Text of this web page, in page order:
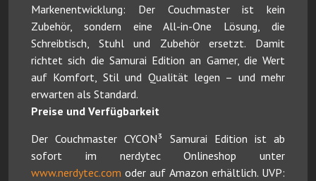
Markenentwicklung: Der Couchmaster ist kein
Zubehör, sondern eine All-in-One Lösung, die
Schreibtisch, Stuhl und Zubehör ersetzt. Damit
richtet sich die Samurai Edition an Gamer, die Wert
auf Komfort, Stil und Qualität legen – und mehr
erwarten als Standard.
Preise und Verfügbarkeit
Der Couchmaster CYCON³ Samurai Edition ist ab
sofort im nerdytec Onlineshop unter
www.nerdytec.com oder auf Amazon erhältlich. UVP: